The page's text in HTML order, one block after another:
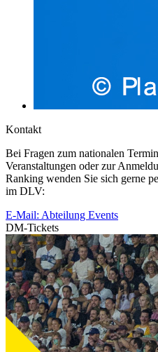
Kontakt
Bei Fragen zum nationalen
Veranstaltungen oder zur
Ranking wenden Sie sich gerne
im DLV:
E-Mail: Abteilung Events
DM-Tickets